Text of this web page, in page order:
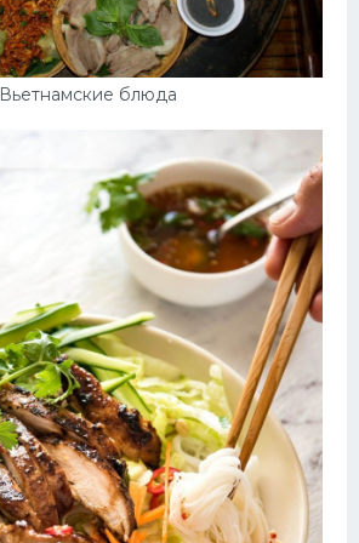
Вьетнамские блюда